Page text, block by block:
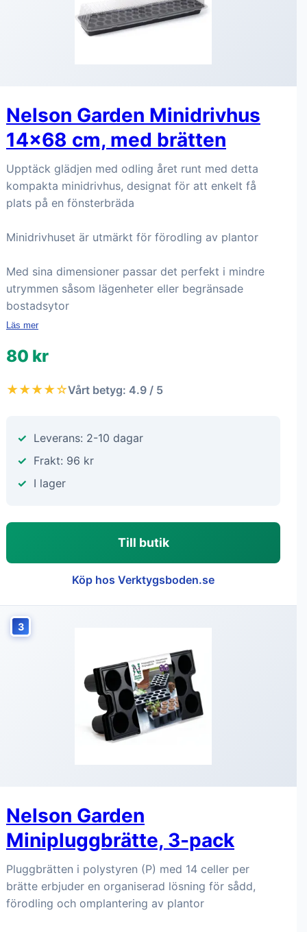
Nelson Garden Minidrivhus
14x68 cm, med brätten
Upptäck glädjen med odling året runt med detta
kompakta minidrivhus, designat för att enkelt få
plats på en fönsterbräda
Minidrivhuset är utmärkt för förodling av plantor
Med sina dimensioner passar det perfekt i mindre
utrymmen såsom lägenheter eller begränsade
bostadsytor
Läs mer
80 kr
★★★★☆Vårt betyg: 4.9 / 5
Leverans: 2-10 dagar
Frakt: 96 kr
I lager
Till butik
Köp hos Verktygsboden.se
3
Nelson Garden
Minipluggbrätte, 3-pack
Pluggbrätten i polystyren (P) med 14 celler per
brätte erbjuder en organiserad lösning för sådd,
förodling och omplantering av plantor